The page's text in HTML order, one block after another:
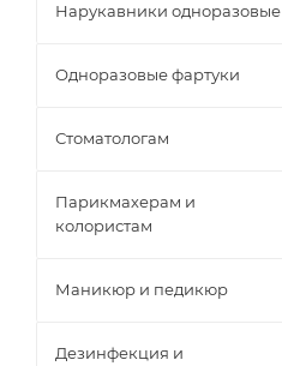
Нарукавники одноразовые
Одноразовые фартуки
Стоматологам
Парикмахерам и
колористам
Маникюр и педикюр
Дезинфекция и